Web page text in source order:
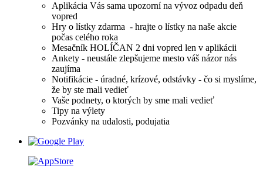
Aplikácia Vás sama upozorní na vývoz odpadu deň
vopred
Hry o lístky zdarma - hrajte o lístky na naše akcie
počas celého roka
Mesačník HOLÍČAN 2 dni vopred len v aplikácii
Ankety - neustále zlepšujeme mesto váš názor nás
zaujíma
Notifikácie - úradné, krízové, odstávky - čo si myslíme,
že by ste mali vedieť
Vaše podnety, o ktorých by sme mali vedieť
Tipy na výlety
Pozvánky na udalosti, podujatia